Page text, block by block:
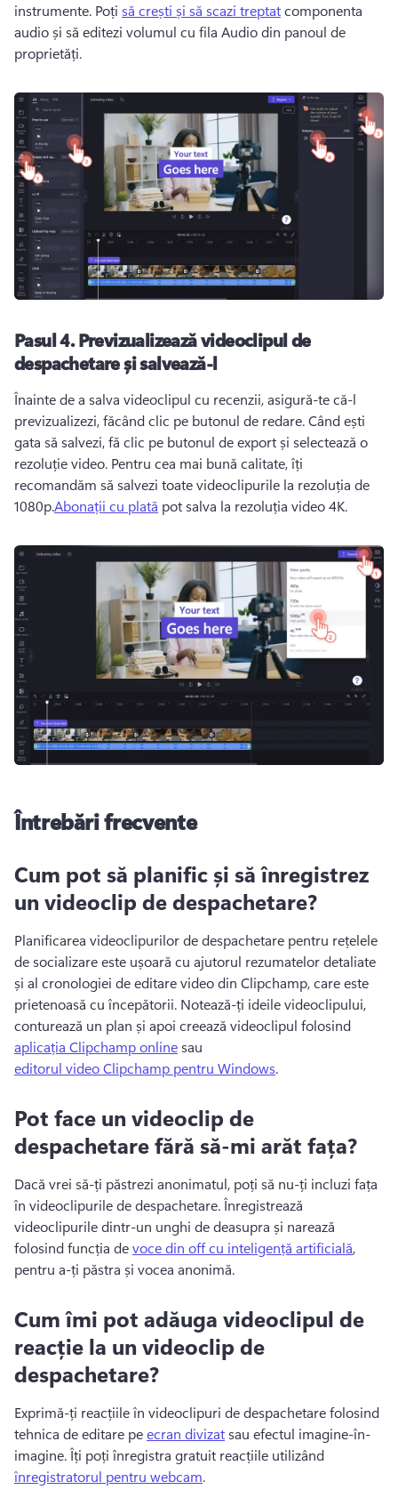
instrumente. Poți să crești și să scazi treptat componenta
audio și să editezi volumul cu fila Audio din panoul de
proprietăți.
Pasul 4.Previzualizează videoclipul de
despachetare și salvează-l
Înainte de a salva videoclipul cu recenzii, asigură-te că-l
previzualizezi, făcând clic pe butonul de redare. Când ești
gata să salvezi, fă clic pe butonul de export și selectează o
rezoluție video. Pentru cea mai bună calitate, îți
recomandăm să salvezi toate videoclipurile la rezoluția de
1080p.Abonații cu plată pot salva la rezoluția video 4K.
Întrebări frecvente
Cum pot să planific și să înregistrez
un videoclip de despachetare?
Planificarea videoclipurilor de despachetare pentru rețelele
de socializare este ușoară cu ajutorul rezumatelor detaliate
și al cronologiei de editare video din Clipchamp, care este
prietenoasă cu începătorii. Notează-ți ideile videoclipului,
conturează un plan și apoi creează videoclipul folosind
aplicația Clipchamp online sau
editorul video Clipchamp pentru Windows.
Pot face un videoclip de
despachetare fără să-mi arăt fața?
Dacă vrei să-ți păstrezi anonimatul, poți să nu-ți incluzi fața
în videoclipurile de despachetare. Înregistrează
videoclipurile dintr-un unghi de deasupra și narează
folosind funcția de voce din off cu inteligență artificială,
pentru a-ți păstra și vocea anonimă.
Cum îmi pot adăuga videoclipul de
reacție la un videoclip de
despachetare?
Exprimă-ți reacțiile în videoclipuri de despachetare folosind
tehnica de editare pe ecran divizat sau efectul imagine-în-
imagine. Îți poți înregistra gratuit reacțiile utilizând
înregistratorul pentru webcam.